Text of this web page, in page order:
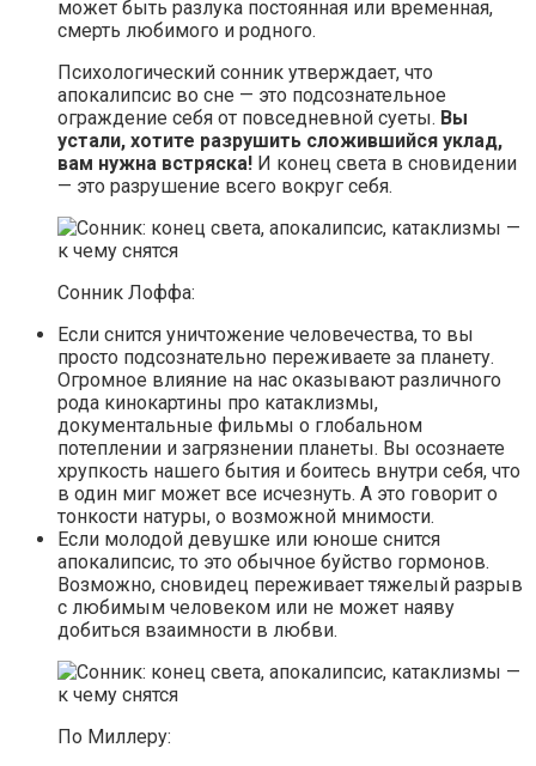
может быть разлука постоянная или временная,
смерть любимого и родного.
Психологический сонник утверждает, что
апокалипсис во сне — это подсознательное
ограждение себя от повседневной суеты. Вы
устали, хотите разрушить сложившийся уклад,
вам нужна встряска! И конец света в сновидении
— это разрушение всего вокруг себя.
Сонник Лоффа:
Если снится уничтожение человечества, то вы
просто подсознательно переживаете за планету.
Огромное влияние на нас оказывают различного
рода кинокартины про катаклизмы,
документальные фильмы о глобальном
потеплении и загрязнении планеты. Вы осознаете
хрупкость нашего бытия и боитесь внутри себя, что
в один миг может все исчезнуть. А это говорит о
тонкости натуры, о возможной мнимости.
Если молодой девушке или юноше снится
апокалипсис, то это обычное буйство гормонов.
Возможно, сновидец переживает тяжелый разрыв
с любимым человеком или не может наяву
добиться взаимности в любви.
По Миллеру: